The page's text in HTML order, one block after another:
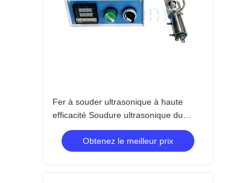
Fer à souder ultrasonique à haute
efficacité Soudure ultrasonique du
verre pour l'industrie de la construction
Obtenez le meilleur prix